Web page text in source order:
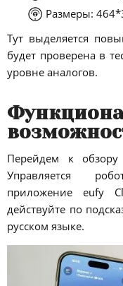
Размеры:
Тут выделяется
будет проверена в
уровне аналогов.
Перейдем к
Управляется
приложение eufy
действуйте по
русском языке.